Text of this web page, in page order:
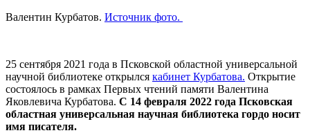
Валентин Курбатов. Источник фото.
25 сентября 2021 года в Псковской областной универсальной
научной библиотеке открылся кабинет Курбатова. Открытие
состоялось в рамках Первых чтений памяти Валентина
Яковлевича Курбатова. С 14 февраля 2022 года Псковская
областная универсальная научная библиотека гордо носит
имя писателя.